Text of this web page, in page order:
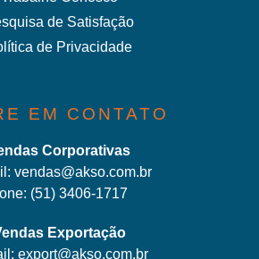
de Satisfação
de Privacidade
EM CONTATO
Corporativas
vendas@akso.com.br
(51) 3406-1717
Exportação
export@akso.com.br